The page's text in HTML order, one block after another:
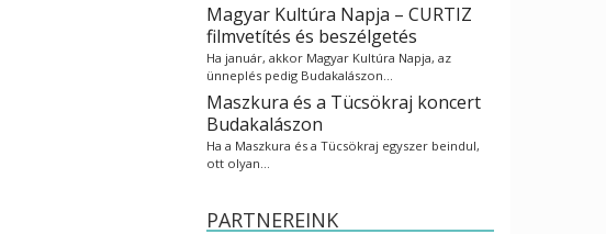
Magyar Kultúra Napja – CURTIZ
filmvetítés és beszélgetés
Ha január, akkor Magyar Kultúra Napja, az
ünneplés pedig Budakalászon…
Maszkura és a Tücsökraj koncert
Budakalászon
Ha a Maszkura és a Tücsökraj egyszer beindul,
ott olyan…
PARTNEREINK